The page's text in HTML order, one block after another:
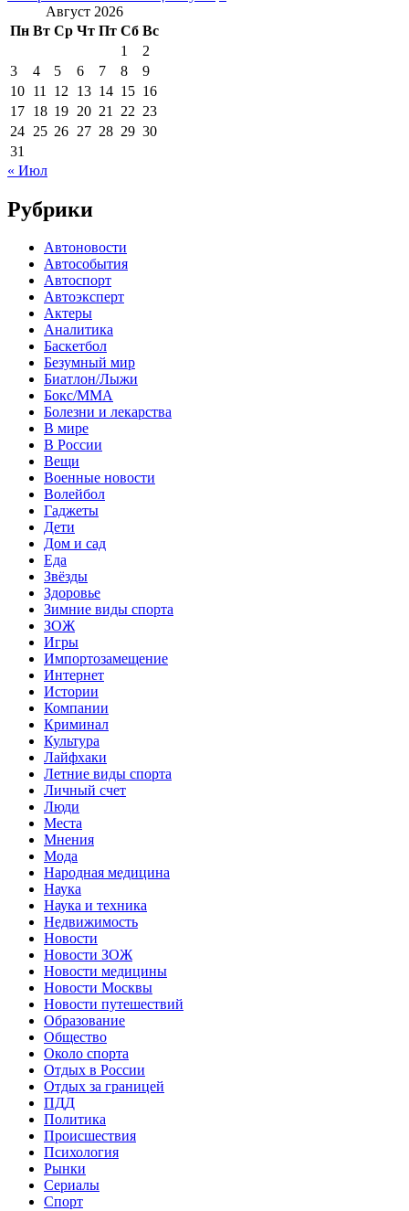
Август 2026
Пн Вт Ср Чт Пт Сб Вс
1
2
3
4 5 6 7 8
9
10 11 12 13 14 15 16
17 18 19 20 21 22 23
24 25 26 27 28 29 30
31
« Июл
Рубрики
Автоновости
Автособытия
Автоспорт
Автоэксперт
Актеры
Аналитика
Баскетбол
Безумный мир
Биатлон/Лыжи
Бокс/MMA
Болезни и лекарства
В мире
В России
Вещи
Военные новости
Волейбол
Гаджеты
Дети
Дом и сад
Еда
Звёзды
Здоровье
Зимние виды спорта
ЗОЖ
Игры
Импортозамещение
Интернет
Истории
Компании
Криминал
Культура
Лайфхаки
Летние виды спорта
Личный счет
Люди
Места
Мнения
Мода
Народная медицина
Наука
Наука и техника
Недвижимость
Новости
Новости ЗОЖ
Новости медицины
Новости Москвы
Новости путешествий
Образование
Общество
Около спорта
Отдых в России
Отдых за границей
ПДД
Политика
Происшествия
Психология
Рынки
Сериалы
Спорт